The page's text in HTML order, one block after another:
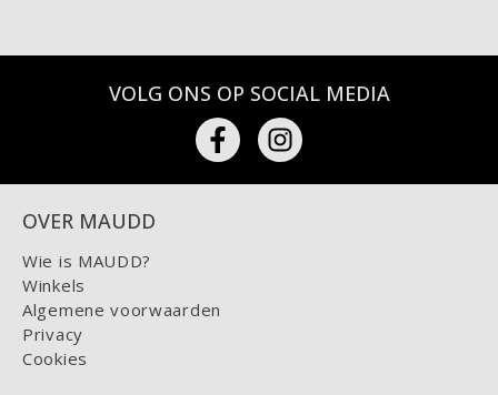
VOLG ONS OP SOCIAL MEDIA
OVER MAUDD
Wie is MAUDD?
Winkels
Algemene voorwaarden
Privacy
Cookies